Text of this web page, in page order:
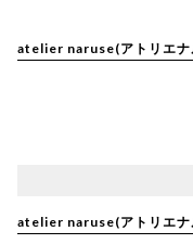
atelier naruse(アトリエナ
atelier naruse(アトリエナ